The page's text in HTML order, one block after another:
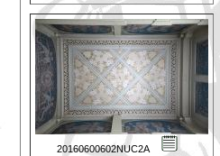
20160600602NUC2A